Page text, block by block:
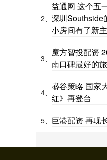
2、
益通网 这个五
深圳Southside
小房间有了新
3、
魔方智投配资
南口碑最好的
4、
盛谷策略 国家
红》再登台
5、 巨港配资 再现